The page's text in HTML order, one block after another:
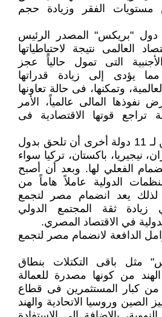
الفقر وزيادة حجم
"بريكس" المصدر الرئيس
العالمى نتيجة لاحتياطياتها
التى تمول حالياً عجز
مما يؤدى إلى زيادة قدراتها
وتمكنها، فى حالة تعاونها
المالى عالمياً، الأمر
تراجع قوتها الاقتصادية فى
ووفقاً لجيم أونيل، يمكن لـ 11 دولة أخرى أن تلحق بدول
نيجيريا، باكستان، تركيا سواء
الفعلي لها. وبعد أن أصبح
الدولية عاملاً هاماً من
يعد انضمام مصر لتجمع
ثقة المجتمع الدولي
في الاقتصاد المصري.
الدافعة لانضمام مصر لتجمع
مثل باقى التكتلات بنطاق
من كونها مصدرة للعمالة
من كبار المستثمرين فى قطاع
الصين وروسيا الاتحادية والهند